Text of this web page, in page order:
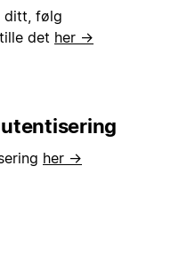
ditt, følg
det her →
her →